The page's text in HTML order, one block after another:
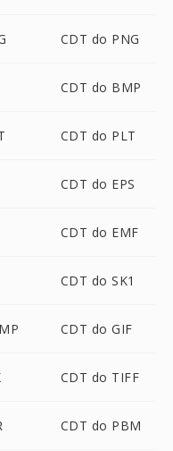
CDT do PNG
CDT do BMP
CDT do PLT
CDT do EPS
CDT do EMF
CDT do SK1
CDT do GIF
CDT do TIFF
CDT do PBM